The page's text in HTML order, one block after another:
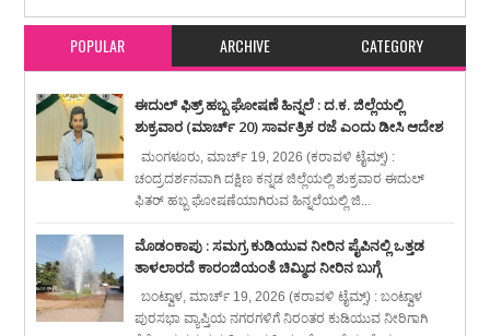
POPULAR ARCHIVE CATEGORY
ಈದುಲ್ ಫಿತ್ರ್ ಹಬ್ಬ ಘೋಷಣೆ ಹಿನ್ನಲೆ : ದ.ಕ. ಜಿಲ್ಲೆಯಲ್ಲಿ
ಶುಕ್ರವಾರ (ಮಾರ್ಚ್ 20) ಸಾರ್ವತ್ರಿಕ ರಜೆ ಎಂದು ಡೀಸಿ ಆದೇಶ
ಮಂಗಳೂರು, ಮಾರ್ಚ್ 19, 2026 (ಕರಾವಳಿ ಟೈಮ್ಸ್) :
ಚಂದ್ರದರ್ಶನವಾಗಿ ದಕ್ಷಿಣ ಕನ್ನಡ ಜಿಲ್ಲೆಯಲ್ಲಿ ಶುಕ್ರವಾರ ಈದುಲ್
ಫಿತರ್ ಹಬ್ಬ ಘೋಷಣೆಯಾಗಿರುವ ಹಿನ್ನಲೆಯಲ್ಲಿ ಜಿ...
ಮೊಡಂಕಾಪು : ಸಮಗ್ರ ಕುಡಿಯುವ ನೀರಿನ ಪೈಪಿನಲ್ಲಿ ಒತ್ತಡ
ತಾಳಲಾರದೆ ಕಾರಂಜಿಯಂತೆ ಚಿಮ್ಮಿದ ನೀರಿನ ಬುಗ್ಗೆ
ಬಂಟ್ವಾಳ, ಮಾರ್ಚ್ 19, 2026 (ಕರಾವಳಿ ಟೈಮ್ಸ್) : ಬಂಟ್ವಾಳ
ಪುರಸಭಾ ವ್ಯಾಪ್ತಿಯ ನಗರಗಳಿಗೆ ನಿರಂತರ ಕುಡಿಯುವ ನೀರಿಗಾಗಿ